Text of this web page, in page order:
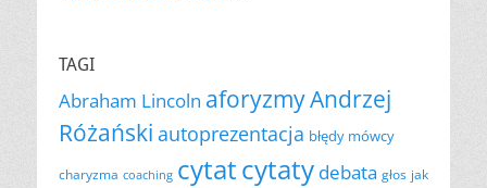
TAGI
Abraham Lincoln aforyzmyAndrzej
Różański autoprezentacja błędy mówcy
charyzma coaching cytatcytaty debata głos jak